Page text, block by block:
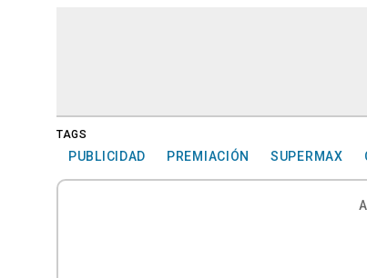
TAGS
PUBLICIDAD PREMIACIÓN SUPERMAX